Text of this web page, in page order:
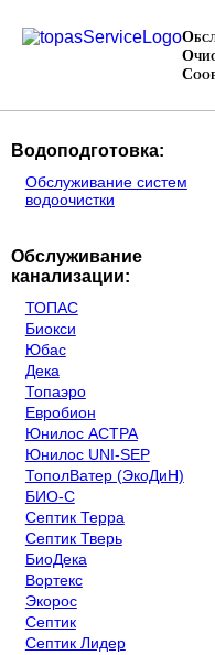
Водоподготовка:
Обслуживание систем
водоочистки
Обслуживание
канализации:
ТОПАС
Биокси
Юбас
Дека
Топаэро
Евробион
Юнилос АСТРА
Юнилос UNI-SEP
ТополВатер (ЭкоДиН)
БИО-С
Септик Терра
Септик Тверь
БиоДека
Вортекс
Экорос
Септик
Септик Лидер